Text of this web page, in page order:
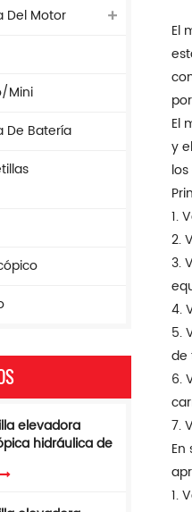
El
El
y
1.
2.
3.
4.
5.
de
6.
7.
1.
Del Motor
mini
De Batería
elevadora
hidráulica de
con limitador